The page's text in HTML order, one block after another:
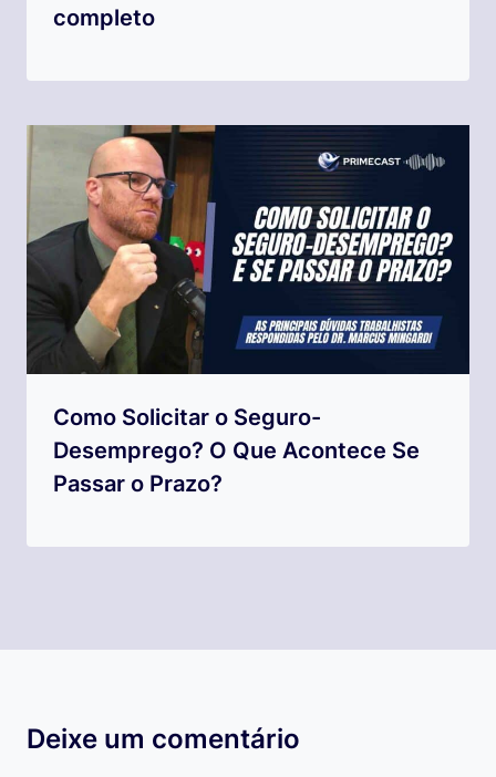
completo
Como Solicitar o Seguro-
Desemprego? O Que Acontece Se
Passar o Prazo?
Deixe um comentário